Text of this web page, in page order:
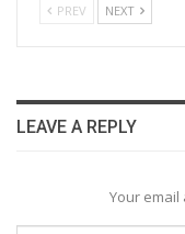
PREV NEXT
LEAVE A REPLY
Your